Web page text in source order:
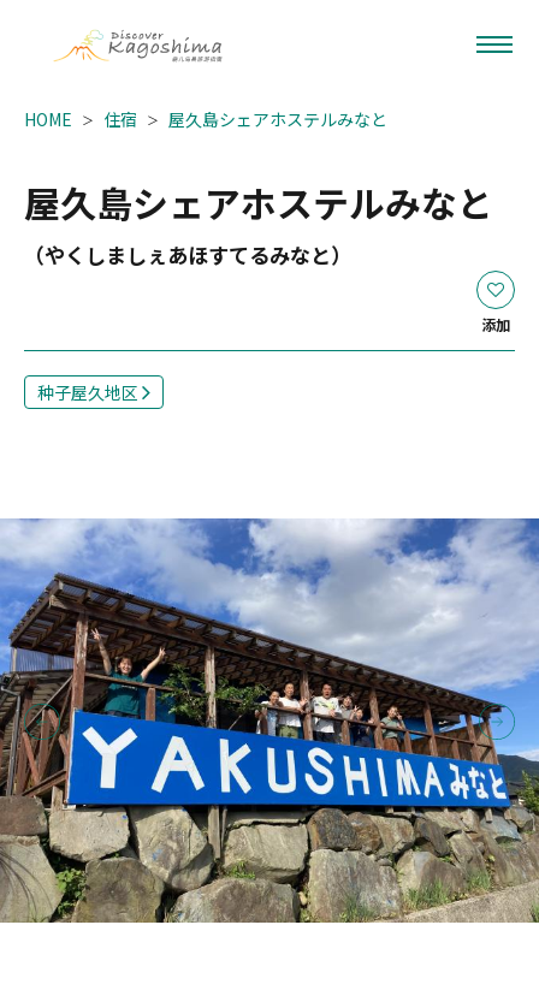
HOME 住宿 屋久島シェアホステルみなと
屋久島シェアホステルみなと
（やくしましぇあほすてるみなと）
添加
种子屋久地区